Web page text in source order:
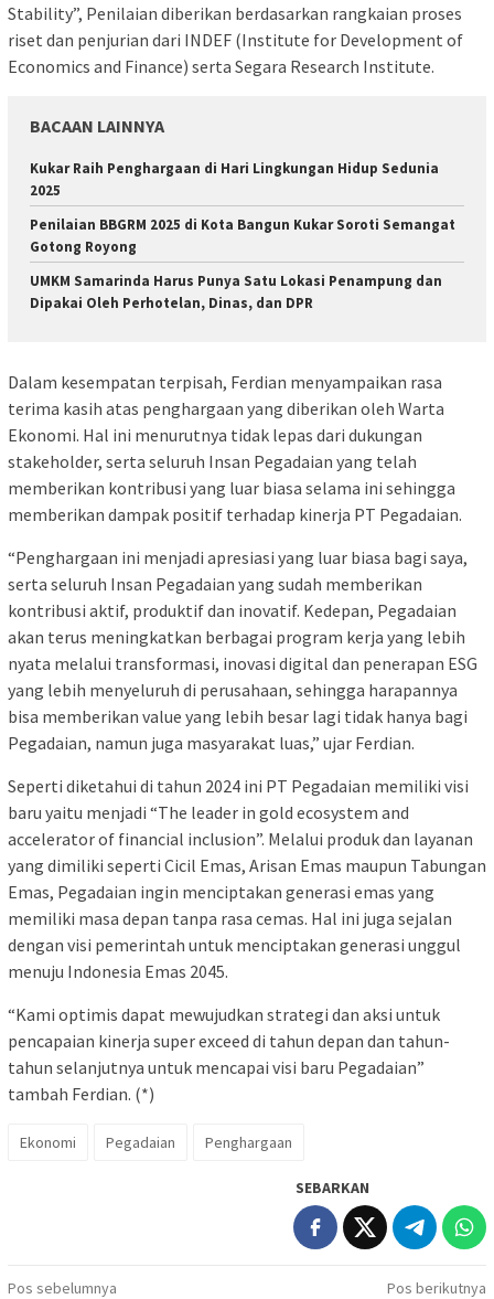
Stability”, Penilaian diberikan berdasarkan rangkaian proses
riset dan penjurian dari INDEF (Institute for Development of
Economics and Finance) serta Segara Research Institute.
BACAAN LAINNYA
Kukar Raih Penghargaan di Hari Lingkungan Hidup Sedunia
2025
Penilaian BBGRM 2025 di Kota Bangun Kukar Soroti Semangat
Gotong Royong
UMKM Samarinda Harus Punya Satu Lokasi Penampung dan
Dipakai Oleh Perhotelan, Dinas, dan DPR
Dalam kesempatan terpisah, Ferdian menyampaikan rasa
terima kasih atas penghargaan yang diberikan oleh Warta
Ekonomi. Hal ini menurutnya tidak lepas dari dukungan
stakeholder, serta seluruh Insan Pegadaian yang telah
memberikan kontribusi yang luar biasa selama ini sehingga
memberikan dampak positif terhadap kinerja PT Pegadaian.
“Penghargaan ini menjadi apresiasi yang luar biasa bagi saya,
serta seluruh Insan Pegadaian yang sudah memberikan
kontribusi aktif, produktif dan inovatif. Kedepan, Pegadaian
akan terus meningkatkan berbagai program kerja yang lebih
nyata melalui transformasi, inovasi digital dan penerapan ESG
yang lebih menyeluruh di perusahaan, sehingga harapannya
bisa memberikan value yang lebih besar lagi tidak hanya bagi
Pegadaian, namun juga masyarakat luas,” ujar Ferdian.
Seperti diketahui di tahun 2024 ini PT Pegadaian memiliki visi
baru yaitu menjadi “The leader in gold ecosystem and
accelerator of financial inclusion”. Melalui produk dan layanan
yang dimiliki seperti Cicil Emas, Arisan Emas maupun Tabungan
Emas, Pegadaian ingin menciptakan generasi emas yang
memiliki masa depan tanpa rasa cemas. Hal ini juga sejalan
dengan visi pemerintah untuk menciptakan generasi unggul
menuju Indonesia Emas 2045.
“Kami optimis dapat mewujudkan strategi dan aksi untuk
pencapaian kinerja super exceed di tahun depan dan tahun-
tahun selanjutnya untuk mencapai visi baru Pegadaian”
tambah Ferdian. (*)
Ekonomi Pegadaian Penghargaan
SEBARKAN
Navigasi
Pos sebelumnya Pos berikutnya